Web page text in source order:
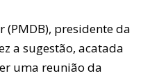
(PMDB), presidente da
a sugestão, acatada
uma reunião da